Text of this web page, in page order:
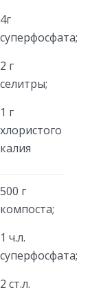
4г
суперфосфата;
2 г
селитры;
1 г
хлористого
калия
500 г
компоста;
1 ч.л.
суперфосфата;
2 ст.л.